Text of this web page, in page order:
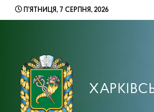
П’ЯТНИЦЯ, 7 СЕРПНЯ, 2026